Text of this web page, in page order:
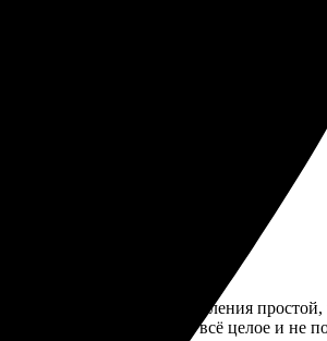
на вопросы. Всё сделали в
большой. Процесс оформления простой,
Упаковка отличная, всё целое и не